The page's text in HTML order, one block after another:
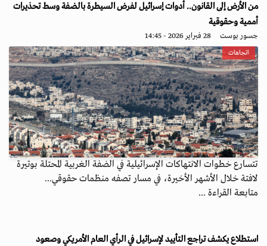
من الأرض إلى القانون.. أدوات إسرائيل لفرض السيطرة بالضفة وسط تحذيرات
أممية وحقوقية
جسور بوست 28 فبراير 2026 - 14:45
اتجاهات
تتسارع خطوات الانتهاكات الإسرائيلية في الضفة الغربية المحتلة بوتيرة
لافتة خلال الأشهر الأخيرة، في مسار تصفه منظمات حقوقي...
متابعة القراءة ...
استطلاع يكشف تراجع التأييد لإسرائيل في الرأي العام الأمريكي وصعود